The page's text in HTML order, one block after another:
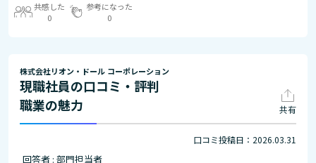
共感した
0
参考になった
0
株式会社リオン・ドール コーポレーション
現職社員の口コミ・評判
職業の魅力
共有
口コミ投稿日：2026.03.31
回答者 : 部門担当者